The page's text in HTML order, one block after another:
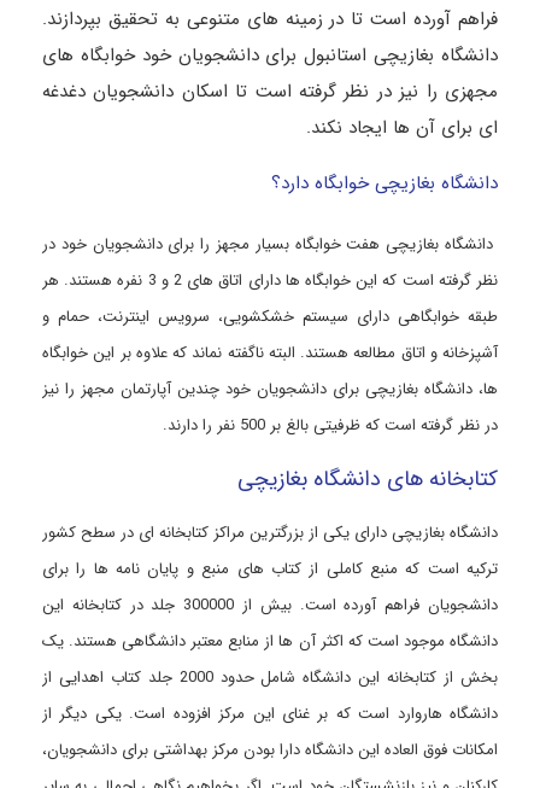
فراهم آورده است تا در زمینه های متنوعی به تحقیق بپردازند.
دانشگاه بغازیچی استانبول برای دانشجویان خود خوابگاه های
مجهزی را نیز در نظر گرفته است تا اسکان دانشجویان دغدغه
ای برای آن ها ایجاد نکند.
دانشگاه بغازیچی خوابگاه دارد؟
دانشگاه بغازیچی هفت خوابگاه بسیار مجهز را برای دانشجویان خود در
نظر گرفته است که این خوابگاه ها دارای اتاق های 2 و 3 نفره هستند. هر
طبقه خوابگاهی دارای سیستم خشکشویی، سرویس اینترنت، حمام و
آشپزخانه و اتاق مطالعه هستند. البته ناگفته نماند که علاوه بر این خوابگاه
ها، دانشگاه بغازیچی برای دانشجویان خود چندین آپارتمان مجهز را نیز
در نظر گرفته است که ظرفیتی بالغ بر 500 نفر را دارند.
کتابخانه های دانشگاه بغازیچی
دانشگاه بغازیچی دارای یکی از بزرگترین مراکز کتابخانه ای در سطح کشور
ترکیه است که منبع کاملی از کتاب های منبع و پایان نامه ها را برای
دانشجویان فراهم آورده است. بیش از 300000 جلد در کتابخانه این
دانشگاه موجود است که اکثر آن ها از منابع معتبر دانشگاهی هستند. یک
بخش از کتابخانه این دانشگاه شامل حدود 2000 جلد کتاب اهدایی از
دانشگاه هاروارد است که بر غنای این مرکز افزوده است. یکی دیگر از
امکانات فوق العاده این دانشگاه دارا بودن مرکز بهداشتی برای دانشجویان،